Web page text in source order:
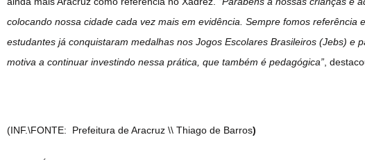
colocando nossa cidade cada vez mais em evidência. Sempre fomos referência
estudantes já conquistaram medalhas nos Jogos Escolares Brasileiros (Jebs) e
motiva a continuar investindo nessa prática, que também é pedagógica” ,
(INF.\FONTE: Prefeitura de Aracruz \\ Thiago de Barros)